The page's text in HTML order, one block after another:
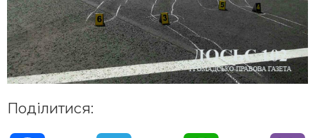
Поділитися: